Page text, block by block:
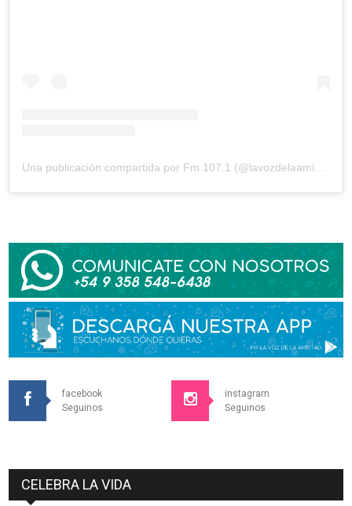
facebook
Seguinos
instagram
Seguinos
CELEBRA LA VIDA